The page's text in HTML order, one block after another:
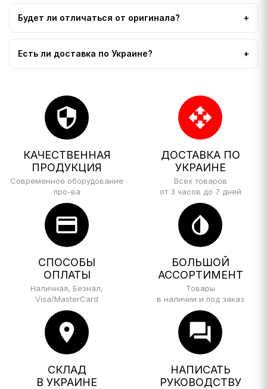
Будет ли отличаться от оригинала?
Есть ли доставка по Украине?
security
КАЧЕСТВЕННАЯ
ПРОДУКЦИЯ
Современное оборудование
про-ва
open_with
ДОСТАВКА ПО
УКРАИНЕ
Всех товаров
от 3 часов до 7 дней
credit_card
СПОСОБЫ
ОПЛАТЫ
Наличная, Безнал,
Visa/MasterCard
invert_colors
БОЛЬШОЙ
АССОРТИМЕНТ
Товары
в наличии и под заказ
location_on
СКЛАД
В УКРАИНЕ
forum
НАПИСАТЬ
РУКОВОДСТВУ